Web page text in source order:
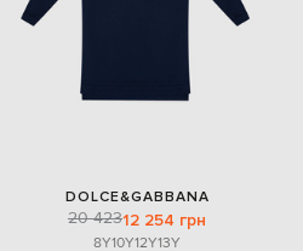
DOLCE&GABBANA
20 42312 254 грн
8Y10Y12Y13Y